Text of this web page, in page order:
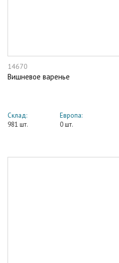
14670
Вишневое варенье
Склад:
981 шт.
Европа:
0 шт.